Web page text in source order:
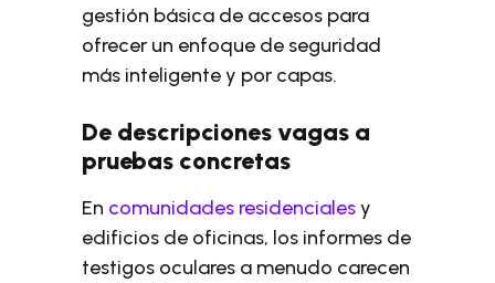
gestión básica de accesos para
ofrecer un enfoque de seguridad
más inteligente y por capas.
De descripciones vagas a
pruebas concretas
En comunidades residencialesy
edificios de oficinas, los informes de
testigos oculares a menudo carecen